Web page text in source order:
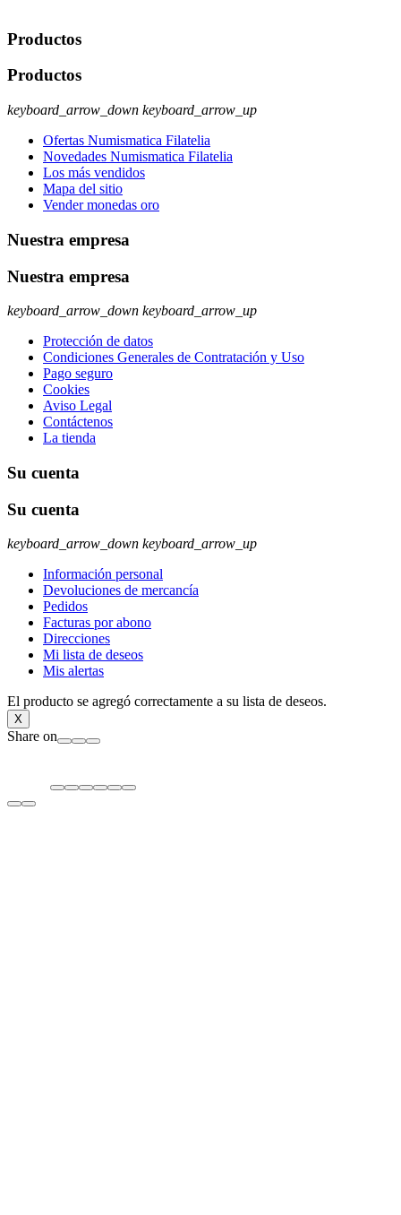
Productos
Productos
keyboard_arrow_down keyboard_arrow_up
Ofertas Numismatica Filatelia
Novedades Numismatica Filatelia
Los más vendidos
Mapa del sitio
Vender monedas oro
Nuestra empresa
Nuestra empresa
keyboard_arrow_down keyboard_arrow_up
Protección de datos
Condiciones Generales de Contratación y Uso
Pago seguro
Cookies
Aviso Legal
Contáctenos
La tienda
Su cuenta
Su cuenta
keyboard_arrow_down keyboard_arrow_up
Información personal
Devoluciones de mercancía
Pedidos
Facturas por abono
Direcciones
Mi lista de deseos
Mis alertas
El producto se agregó correctamente a su lista de deseos.
X
Share on